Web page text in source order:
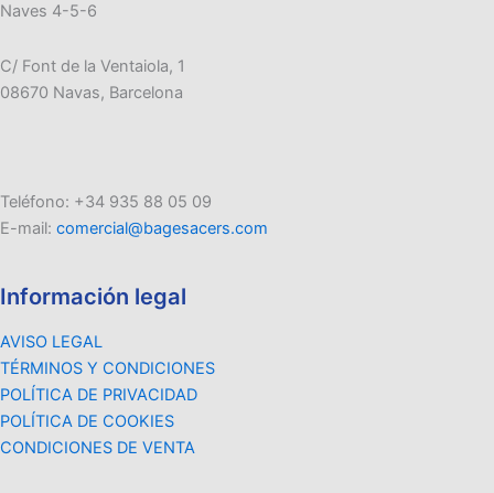
Naves 4-5-6
C/ Font de la Ventaiola, 1
08670 Navas, Barcelona
Teléfono: +34 935 88 05 09
E-mail: comercial@bagesacers.com
Información legal
AVISO LEGAL
TÉRMINOS Y CONDICIONES
POLÍTICA DE PRIVACIDAD
POLÍTICA DE COOKIES
CONDICIONES DE VENTA